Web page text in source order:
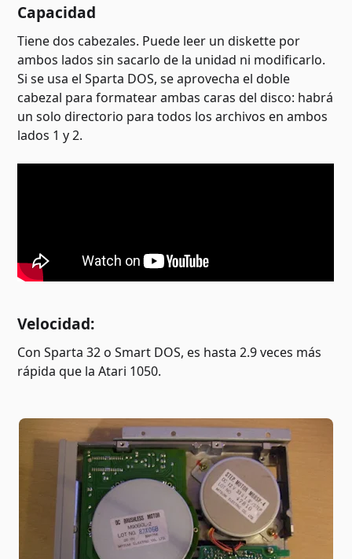
Capacidad
Tiene dos cabezales. Puede leer un diskette por
ambos lados sin sacarlo de la unidad ni modificarlo.
Si se usa el Sparta DOS, se aprovecha el doble
cabezal para formatear ambas caras del disco: habrá
un solo directorio para todos los archivos en ambos
lados 1 y 2.
Velocidad:
Con Sparta 32 o Smart DOS, es hasta 2.9 veces más
rápida que la Atari 1050.